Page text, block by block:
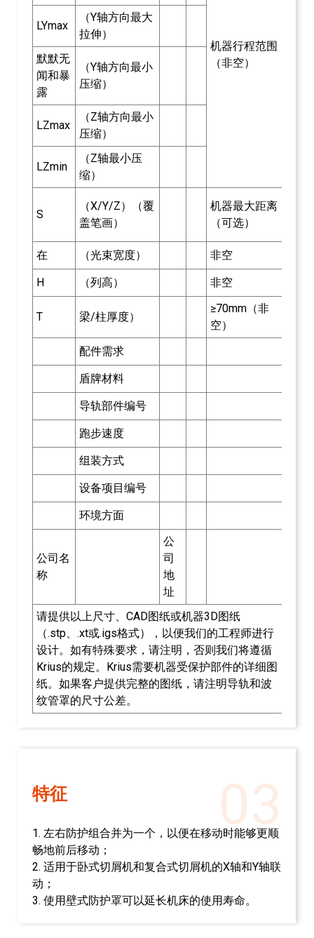
机器行程范围
（非空）
LYmax
（Y轴方向最大
拉伸）
默默无
闻和暴
露
（Y轴方向最小
压缩）
LZmax
（Z轴方向最小
压缩）
LZmin
（Z轴最小压
缩）
S
（X/Y/Z）（覆
盖笔画）
机器最大距离
（可选）
在 （光束宽度） 非空
H （列高） 非空
T 梁/柱厚度）
≥70mm（非
空）
配件需求
盾牌材料
导轨部件编号
跑步速度
组装方式
设备项目编号
环境方面
公司名
称
公
司
地
址
请提供以上尺寸、CAD图纸或机器3D图纸
（.stp、.xt或.igs格式），以便我们的工程师进行
设计。如有特殊要求，请注明，否则我们将遵循
Krius的规定。Krius需要机器受保护部件的详细图
纸。如果客户提供完整的图纸，请注明导轨和波
纹管罩的尺寸公差。
03
特征
1. 左右防护组合并为一个，以便在移动时能够更顺
畅地前后移动；
2. 适用于卧式切屑机和复合式切屑机的X轴和Y轴联
动；
3. 使用壁式防护罩可以延长机床的使用寿命。